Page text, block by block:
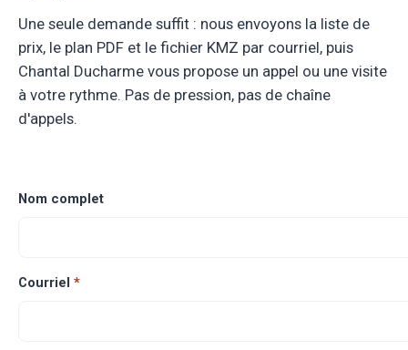
Une seule demande suffit : nous envoyons la liste de
prix, le plan PDF et le fichier KMZ par courriel, puis
Chantal Ducharme vous propose un appel ou une visite
à votre rythme. Pas de pression, pas de chaîne
d'appels.
Nom complet
Courriel *